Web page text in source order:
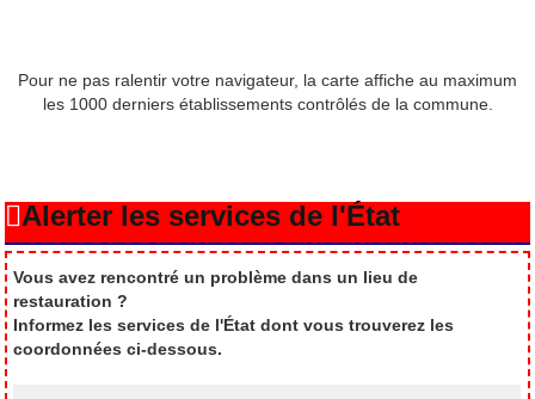
Pour ne pas ralentir votre navigateur, la carte affiche au maximum
les 1000 derniers établissements contrôlés de la commune.
Alerter les services de l'État
Vous avez rencontré un problème dans un lieu de
restauration ?
Informez les services de l'État dont vous trouverez les
coordonnées ci-dessous.